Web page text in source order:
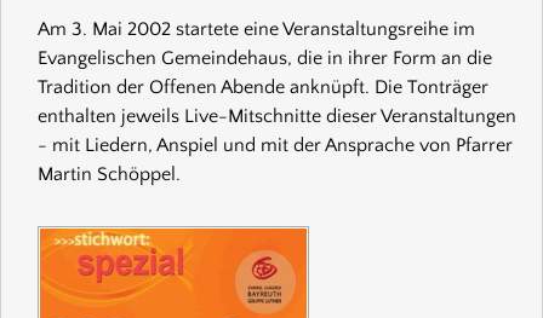
Am 3. Mai 2002 startete eine Veranstaltungsreihe im
Evangelischen Gemeindehaus, die in ihrer Form an die
Tradition der Offenen Abende anknüpft. Die Tonträger
enthalten jeweils Live-Mitschnitte dieser Veranstaltungen
- mit Liedern, Anspiel und mit der Ansprache von Pfarrer
Martin Schöppel.